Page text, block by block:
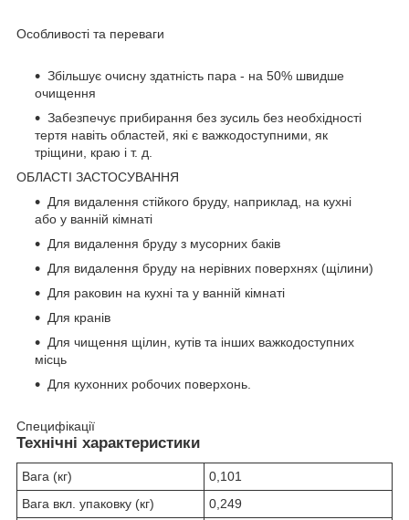
Особливості та переваги
Збільшує очисну здатність пара - на 50% швидше
очищення
Забезпечує прибирання без зусиль без необхідності
тертя навіть областей, які є важкодоступними, як
тріщини, краю і т. д.
ОБЛАСТІ ЗАСТОСУВАННЯ
Для видалення стійкого бруду, наприклад, на кухні
або у ванній кімнаті
Для видалення бруду з мусорних баків
Для видалення бруду на нерівних поверхнях (щілини)
Для раковин на кухні та у ванній кімнаті
Для кранів
Для чищення щілин, кутів та інших важкодоступних
місць
Для кухонних робочих поверхонь.
Специфікації
Технічні характеристики
Вага (кг)
0,101
Вага вкл. упаковку (кг)
0,249